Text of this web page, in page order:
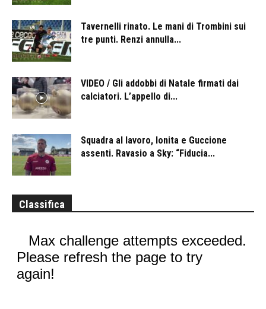
Tavernelli rinato. Le mani di Trombini sui
tre punti. Renzi annulla...
VIDEO / Gli addobbi di Natale firmati dai
calciatori. L’appello di...
Squadra al lavoro, Ionita e Guccione
assenti. Ravasio a Sky: “Fiducia...
Classifica